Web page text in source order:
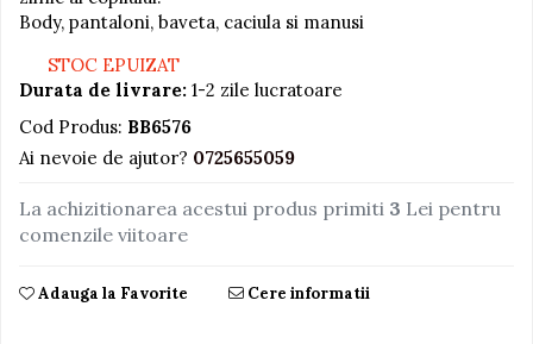
De plus
Electrocasnice si bucatarii
Fotolii gonflabile
Jocuri de indemanare
Jocuri sportive
Jucarii educative din lemn
Motociclete
Muzica si instrumente
Body, pantaloni, baveta, caciula si manusi
STOC EPUIZAT
Durata de livrare: 1-2 zile lucratoare
Cod Produs: BB6576
Ai nevoie de ajutor? 0725655059
La achizitionarea acestui produs primiti 3 Lei pentru
comenzile viitoare
Adauga la Favorite Cere informatii